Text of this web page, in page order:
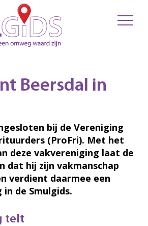
Beersdal in
bij de Vereniging
(ProFri). Met het
deze vakvereniging laat de
dat hij zijn vakmanschap
verdient daarmee een
de Smulgids.
telt